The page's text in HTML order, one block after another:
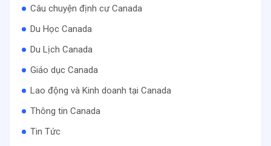
Câu chuyện định cư Canada
Du Học Canada
Du Lịch Canada
Giáo dục Canada
Lao động và Kinh doanh tại Canada
Thông tin Canada
Tin Tức